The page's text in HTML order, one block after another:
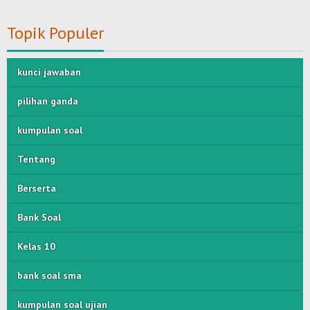
Topik Populer
kunci jawaban
pilihan ganda
kumpulan soal
Tentang
Berserta
Bank Soal
Kelas 10
bank soal sma
kumpulan soal ujian